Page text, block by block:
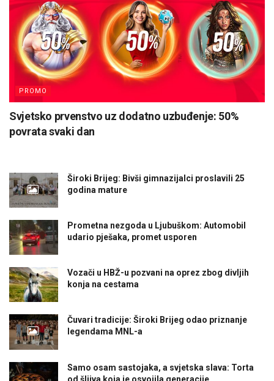
PROMO
Svjetsko prvenstvo uz dodatno uzbuđenje: 50%
povrata svaki dan
Široki Brijeg: Bivši gimnazijalci proslavili 25
godina mature
Prometna nezgoda u Ljubuškom: Automobil
udario pješaka, promet usporen
Vozači u HBŽ-u pozvani na oprez zbog divljih
konja na cestama
Čuvari tradicije: Široki Brijeg odao priznanje
legendama MNL-a
Samo osam sastojaka, a svjetska slava: Torta
od šljiva koja je osvojila generacije